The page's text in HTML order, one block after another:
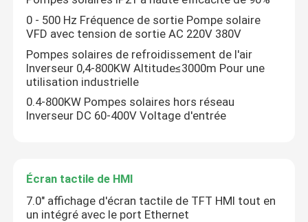
Aperçu
Vidéos
0 - 500 Hz Fréquence de sortie Pompe solaire
VFD avec tension de sortie AC 220V 380V
Pompes solaires de refroidissement de l'air
Inverseur 0,4-800KW Altitude≤3000m Pour une
utilisation industrielle
0.4-800KW Pompes solaires hors réseau
Inverseur DC 60-400V Voltage d'entrée
Écran tactile de HMI
7.0" affichage d'écran tactile de TFT HMI tout en
un intégré avec le port Ethernet